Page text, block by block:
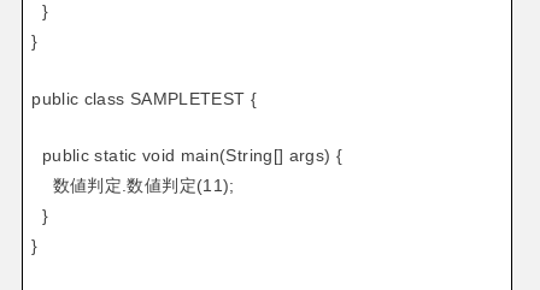
}
}
public class SAMPLETEST {
public static void main(String[] args) {
数値判定.数値判定(11);
}
}